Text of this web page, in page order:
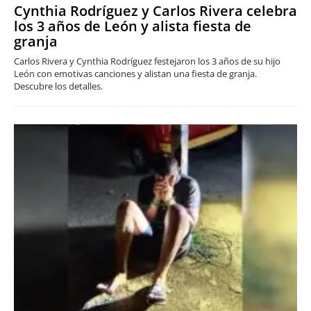
Cynthia Rodríguez y Carlos Rivera celebra
los 3 años de León y alista fiesta de
granja
Carlos Rivera y Cynthia Rodríguez festejaron los 3 años de su hijo
León con emotivas canciones y alistan una fiesta de granja.
Descubre los detalles.